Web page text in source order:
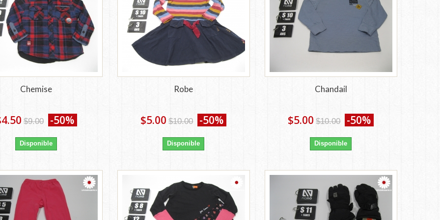
Chemise
$9.00 -50%
Disponible
Robe
$5.00 $10.00 -50%
Disponible
Chandail
$5.00 $10.00 -50%
Disponible